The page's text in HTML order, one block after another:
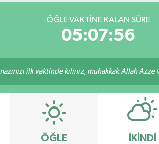
ÖĞLE VAKTINE KALAN SÜRE
05:07:55
ilk vaktinde kılınız, muhakkak Allah
ÖĞLE İKINDI